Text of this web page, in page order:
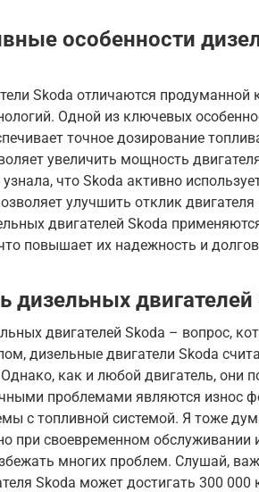
особенности
Skoda отличаются продуманной
Одной из ключевых
точное дозирование
увеличить мощность
что Skoda активно
улучшить отклик
двигателей Skoda
повышает их надежность и
дизельных двигателей
двигателей Skoda – вопрос,
дизельные двигатели Skoda
как и любой двигатель, они
проблемами являются износ
с топливной системой. Я тоже
при своевременном обслуживании
многих проблем. Слушай,
Skoda может достигать 300